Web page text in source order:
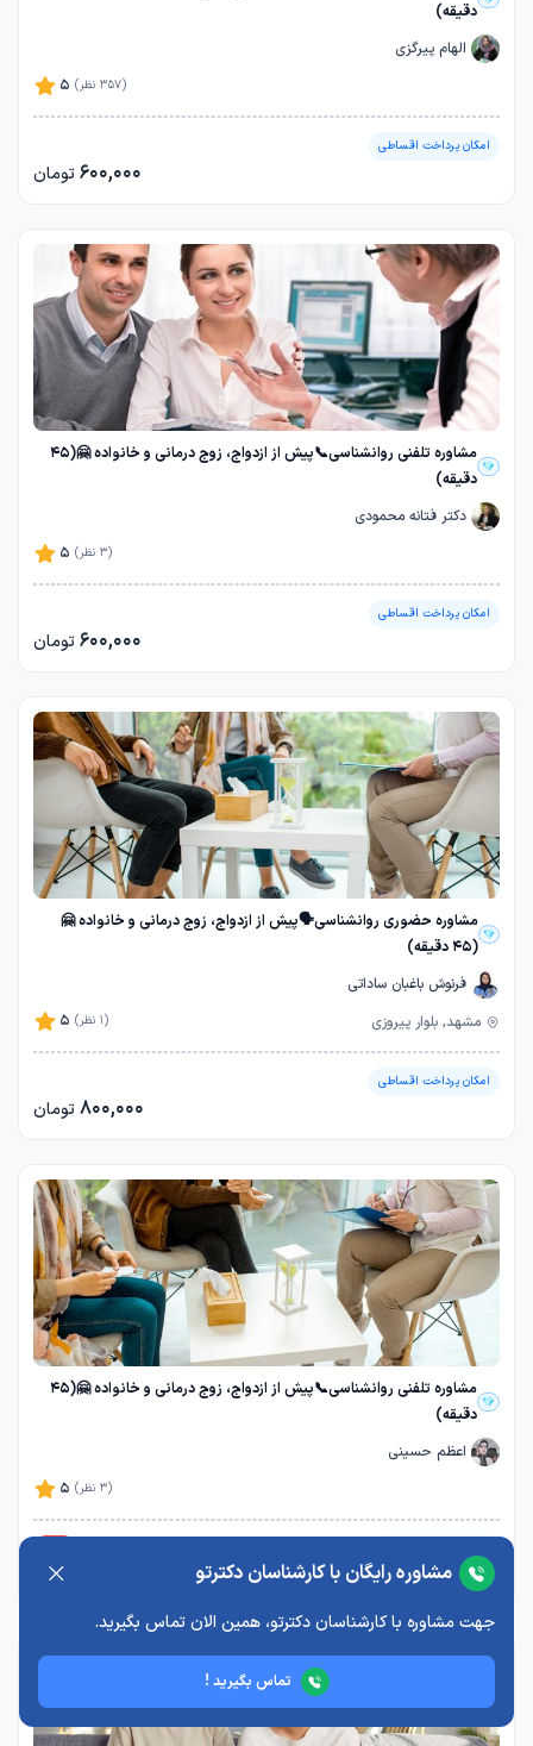
مشاوره رایگان با کارشناسان دکترتو
جهت مشاوره با کارشناسان دکترتو، همین الان تماس بگیرید.
تماس بگیرید !
دقیقه)
الهام پیرگزی
5
(357 نظر)
امکان پرداخت اقساطی
600,000تومان
مشاوره تلفنی روانشناسی📞پیش از ازدواج، زوج درمانی و خانواده 🤗(45
دقیقه)
دکتر فتانه محمودی
5
(3 نظر)
امکان پرداخت اقساطی
600,000تومان
مشاوره حضوری روانشناسی🗣️پیش از ازدواج، زوج درمانی و خانواده 🤗
(45 دقیقه)
فرنوش باغبان ساداتی
5
(1 نظر) مشهد, بلوار پیروزی
امکان پرداخت اقساطی
800,000تومان
مشاوره تلفنی روانشناسی📞پیش از ازدواج، زوج درمانی و خانواده 🤗(45
دقیقه)
اعظم حسینی
5
(3 نظر)
تومان